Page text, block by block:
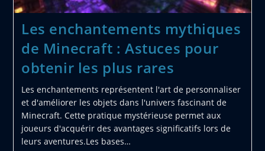
Les enchantements mythiques
de Minecraft : Astuces pour
obtenir les plus rares
Les enchantements représentent l'art de personnaliser
et d'améliorer les objets dans l'univers fascinant de
Minecraft. Cette pratique mystérieuse permet aux
joueurs d'acquérir des avantages significatifs lors de
leurs aventures.Les bases…